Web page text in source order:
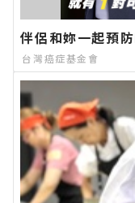
伴侶和妳一起預
台灣癌症基金會